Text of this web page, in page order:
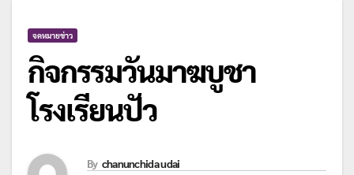
จดหมายข่าว
กิจกรรมวันมาฆบูชา
โรงเรียนปัว
By chanunchida udai